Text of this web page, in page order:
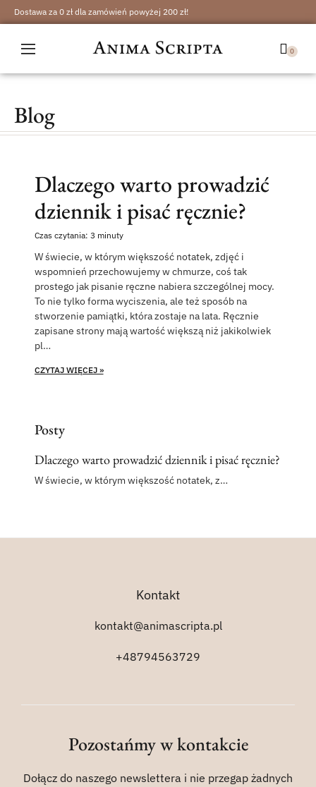
Dostawa za 0 zł dla zamówień powyżej 200 zł!
Blog
Zaloguj się
Zarejestruj się
Blog
Posty
Dlaczego warto prowadzić dziennik i pisać ręcznie?
W świecie, w którym większość notatek, z…
Dlaczego warto prowadzić
dziennik i pisać ręcznie?
Czas czytania: 3 minuty
W świecie, w którym większość notatek, zdjęć i
wspomnień przechowujemy w chmurze, coś tak
prostego jak pisanie ręczne nabiera szczególnej mocy.
To nie tylko forma wyciszenia, ale też sposób na
stworzenie pamiątki, która zostaje na lata. Ręcznie
zapisane strony mają wartość większą niż jakikolwiek
pl…
CZYTAJ WIĘCEJ »
Kontakt
kontakt@animascripta.pl
+48794563729
Pozostańmy w kontakcie
Dołącz do naszego newslettera i nie przegap żadnych